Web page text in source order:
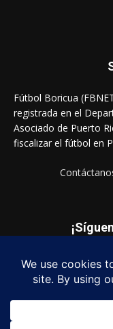
Fútbol Boricua
registrada en el
Asociado de Puerto
fiscalizar el fútbol en